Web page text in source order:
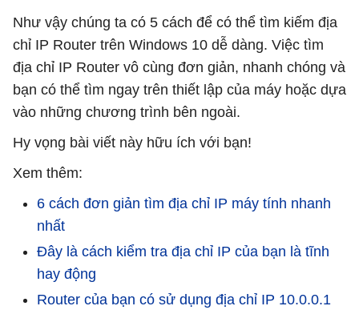
Như vậy chúng ta có 5 cách để có thể tìm kiếm địa
chỉ IP Router trên Windows 10 dễ dàng. Việc tìm
địa chỉ IP Router vô cùng đơn giản, nhanh chóng và
bạn có thể tìm ngay trên thiết lập của máy hoặc dựa
vào những chương trình bên ngoài.
Hy vọng bài viết này hữu ích với bạn!
Xem thêm:
6 cách đơn giản tìm địa chỉ IP máy tính nhanh
nhất
Đây là cách kiểm tra địa chỉ IP của bạn là tĩnh
hay động
Router của bạn có sử dụng địa chỉ IP 10.0.0.1